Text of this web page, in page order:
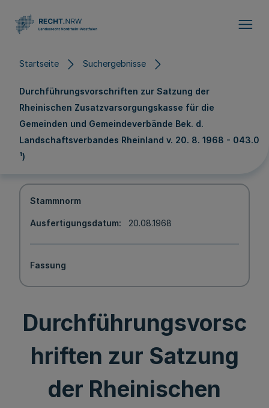
Startseite Suchergebnisse
Durchführungsvorschriften zur Satzung der
Rheinischen Zusatzvarsorgungskasse für die
Gemeinden und Gemeindeverbände Bek. d.
Landschaftsverbandes Rheinland v. 20. 8. 1968 - 043.0
¹)
Stammnorm
Ausfertigungsdatum 20.08.1968
Fassung
Durchführungsvorsc
hriften zur Satzung
der Rheinischen